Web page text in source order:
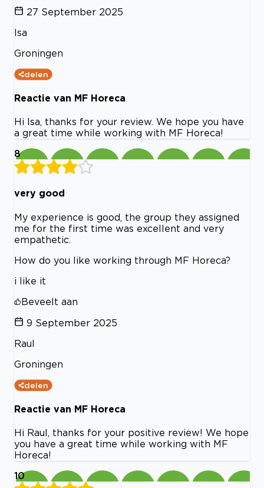
27 September 2025
Isa
Groningen
delen
Reactie van MF Horeca
Hi Isa, thanks for your review. We hope you have
a great time while working with MF Horeca!
8
very good
My experience is good, the group they assigned
me for the first time was excellent and very
empathetic.
How do you like working through MF Horeca?
i like it
Beveelt aan
9 September 2025
Raul
Groningen
delen
Reactie van MF Horeca
Hi Raul, thanks for your positive review! We hope
you have a great time while working with MF
Horeca!
10